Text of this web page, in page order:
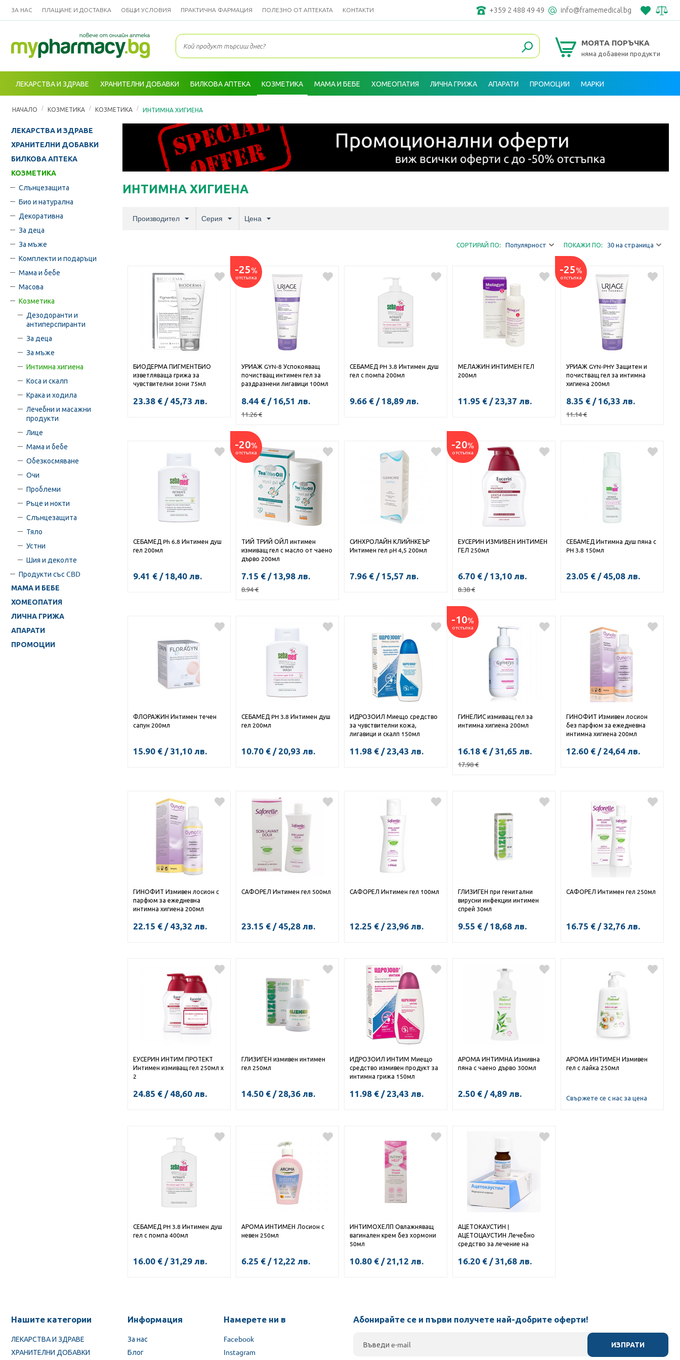
ЗА НАС ПЛАЩАНЕ И ДОСТАВКА ОБЩИ УСЛОВИЯ ПРАКТИЧНА ФАРМАЦИЯ ПОЛЕЗНО ОТ АПТЕКАТА КОНТАКТИ +359 2 488 49 49 info@framemedical.bg
МОЯТА ПОРЪЧКА
няма добавени продукти
ЛЕКАРСТВА И ЗДРАВЕ ХРАНИТЕЛНИ ДОБАВКИ БИЛКОВА АПТЕКА КОЗМЕТИКА МАМА И БЕБЕ ХОМЕОПАТИЯ ЛИЧНА ГРИЖА АПАРАТИ ПРОМОЦИИ МАРКИ
НАЧАЛО / КОЗМЕТИКА / КОЗМЕТИКА / ИНТИМНА ХИГИЕНА
ЛЕКАРСТВА И ЗДРАВЕ
ХРАНИТЕЛНИ ДОБАВКИ
БИЛКОВА АПТЕКА
КОЗМЕТИКА
Слънцезащита
Био и натурална
Декоративна
За деца
За мъже
Комплекти и подаръци
Мама и бебе
Масова
Козметика
Дезодоранти и
антиперспиранти
За деца
За мъже
Интимна хигиена
Коса и скалп
Крака и ходила
Лечебни и масажни
продукти
Лице
Мама и бебе
Обезкосмяване
Очи
Проблеми
Ръце и нокти
Слънцезащита
Тяло
Устни
Шия и деколте
Продукти със CBD
МАМА И БЕБЕ
ХОМЕОПАТИЯ
ЛИЧНА ГРИЖА
АПАРАТИ
ПРОМОЦИИ
ИНТИМНА ХИГИЕНА
Производител Серия Цена
СОРТИРАЙ ПО: Популярност ПОКАЖИ ПО: 30 на страница
БИОДЕРМА ПИГМЕНТБИО
изветляваща грижа за
чувствителни зони 75мл
23.38 € / 45,73 лв.
-25%
отстъпка
УРИАЖ GYN-8 Успокояващ
почистващ интимен гел за
раздразнени лигавици 100мл
8.44 € / 16,51 лв.
11.26€
КУПИ
СЕБАМЕД PH 3.8 Интимен душ
гел с помпа 200мл
9.66 € / 18,89 лв.
МЕЛАЖИН ИНТИМЕН ГЕЛ
200мл
11.95 € / 23,37 лв.
-25%
отстъпка
УРИАЖ GYN-PHY Защитен и
почистващ гел за интимна
хигиена 200мл
8.35 € / 16,33 лв.
11.14€
СЕБАМЕД Ph 6.8 Интимен душ
гел 200мл
9.41 € / 18,40 лв.
-20%
отстъпка
ТИЙ ТРИЙ ОЙЛ интимен
измиващ гел с масло от чаено
дърво 200мл
7.15 € / 13,98 лв.
8.94€
СИНХРОЛАЙН КЛИЙНКЕЪР
Интимен гел pH 4,5 200мл
7.96 € / 15,57 лв.
-20%
отстъпка
ЕУСЕРИН ИЗМИВЕН ИНТИМЕН
ГЕЛ 250мл
6.70 € / 13,10 лв.
8.38€
КУПИ
СЕБАМЕД Интимна душ пяна с
PH 3.8 150мл
23.05 € / 45,08 лв.
ФЛОРАЖИН Интимен течен
сапун 200мл
15.90 € / 31,10 лв.
СЕБАМЕД PH 3.8 Интимен душ
гел 200мл
10.70 € / 20,93 лв.
ИДРОЗОИЛ Миещо средство
за чувствителни кожа,
лигавици и скалп 150мл
11.98 € / 23,43 лв.
-10%
отстъпка
ГИНЕЛИС измиващ гел за
интимна хигиена 200мл
16.18 € / 31,65 лв.
17.98€
ГИНОФИТ Измивен лосион
без парфюм за ежедневна
интимна хигиена 200мл
12.60 € / 24,64 лв.
ГИНОФИТ Измивен лосион с
парфюм за ежедневна
интимна хигиена 200мл
22.15 € / 43,32 лв.
САФОРЕЛ Интимен гел 500мл
23.15 € / 45,28 лв.
САФОРЕЛ Интимен гел 100мл
12.25 € / 23,96 лв.
ГЛИЗИГЕН при генитални
вирусни инфекции интимен
спрей 30мл
9.55 € / 18,68 лв.
КУПИ
САФОРЕЛ Интимен гел 250мл
16.75 € / 32,76 лв.
ЕУСЕРИН ИНТИМ ПРОТЕКТ
Интимен измиващ гел 250мл х
2
24.85 € / 48,60 лв.
ГЛИЗИГЕН измивен интимен
гел 250мл
14.50 € / 28,36 лв.
ИДРОЗОИЛ ИНТИМ Миещо
средство измивен продукт за
интимна грижа 150мл
11.98 € / 23,43 лв.
АРОМА ИНТИМНА Измивна
пяна с чаено дърво 300мл
2.50 € / 4,89 лв.
АРОМА ИНТИМЕН Измивен
гел с лайка 250мл
Свържете се с нас за цена
СЕБАМЕД PH 3.8 Интимен душ
гел с помпа 400мл
16.00 € / 31,29 лв.
АРОМА ИНТИМЕН Лосион с
невен 250мл
6.25 € / 12,22 лв.
ИНТИМОХЕЛП Овлажняващ
вагинален крем без хормони
50мл
10.80 € / 21,12 лв.
АЦЕТОКАУСТИН |
АЦЕТОЦАУСТИН Лечебно
средство за лечение на
16.20 € / 31,68 лв.
Нашите категории
ЛЕКАРСТВА И ЗДРАВЕ
ХРАНИТЕЛНИ ДОБАВКИ
Информация
За нас
Блог
Намерете ни в
Facebook
Instagram
Абонирайте се и първи получете най-добрите оферти!
ИЗПРАТИ